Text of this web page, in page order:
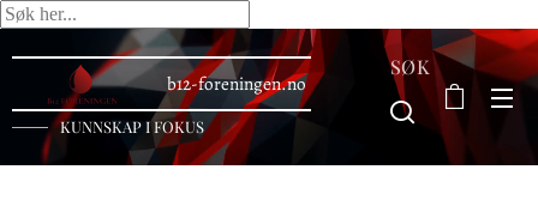
b12-foreningen.no
KUNNSKAP I FOKUS
SØK